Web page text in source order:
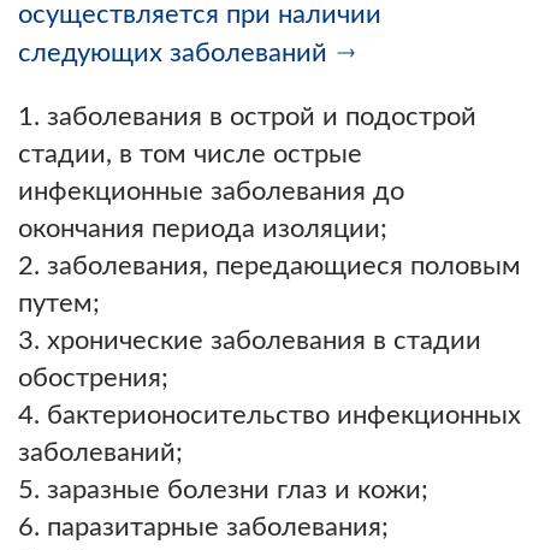
осуществляется при наличии
следующих заболеваний
заболевания в острой и подострой
стадии, в том числе острые
инфекционные заболевания до
окончания периода изоляции;
заболевания, передающиеся половым
путем;
хронические заболевания в стадии
обострения;
бактерионосительство инфекционных
заболеваний;
заразные болезни глаз и кожи;
паразитарные заболевания;